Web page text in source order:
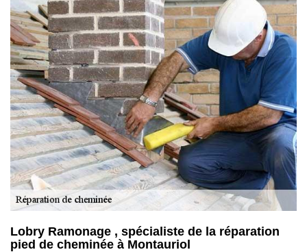
Lobry Ramonage , spécialiste de la réparation
pied de cheminée à Montauriol